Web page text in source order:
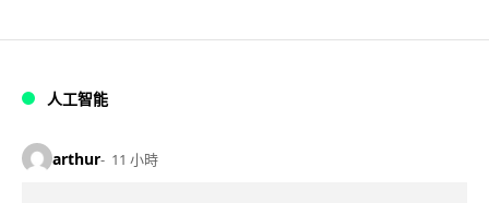
人工智能
arthur 11 小時